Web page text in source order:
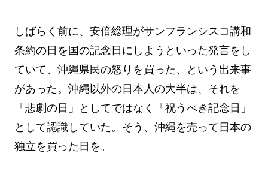
しばらく前に、安倍総理がサンフランシスコ講和
条約の日を国の記念日にしようといった発言をし
ていて、沖縄県民の怒りを買った、という出来事
があった。沖縄以外の日本人の大半は、それを
「悲劇の日」としてではなく「祝うべき記念日」
として認識していた。そう、沖縄を売って日本の
独立を買った日を。